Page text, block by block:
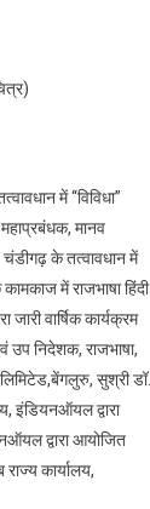
में “विविधा”
मानव
चंडीगढ़ के तत्वावधान में
में राजभाषा हिंदी
वार्षिक कार्यक्रम
उप निदेशक, राजभाषा,
सुश्री डॉ.
इंडियनऑयल द्वारा
द्वारा आयोजित
कार्यालय,